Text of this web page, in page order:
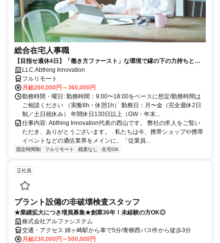
総合在宅人事職
【目指せ週休4日】「働き方ファースト」な環境で縁の下の力持ちとし
て活躍する人事ポジション｜20代30代活躍中
LLC.Abthing Innovation
フルリモート
月給260,000円～360,000円
勤務時間・曜日: 勤務時間：9:00〜18:00をベースに想定/勤務時間は
ご相談ください （実働8h・休憩1h） 勤務日：月〜金（完全週休2日
制／土日祝休み） 年間休日130日以上（GW・年末...
仕事内容: Abthing Innovation代表の西山です。 弊社の求人をご覧い
ただき、ありがとうございます。 . 私たちは今、携帯ショップや携帯
イベントなどの通信業界をメインに、「従業員...
固定時間制 フルリモート 残業なし 在宅OK
正社員
プラント設備の非破壊検査スタッフ
★業績拡大につき増員募集★創業36年！未経験の方OK◎
株式会社アルファシステム
交通・アクセス 姉ヶ崎駅から車で5分/青柳西バス停から徒歩3分
月給230,000円～500,000円